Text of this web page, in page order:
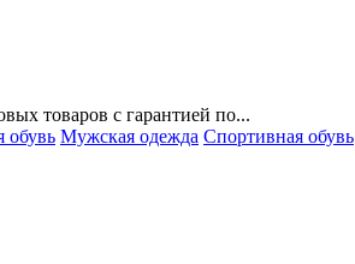
товаров с гарантией по...
обувь Мужская одежда Спортивная обувь